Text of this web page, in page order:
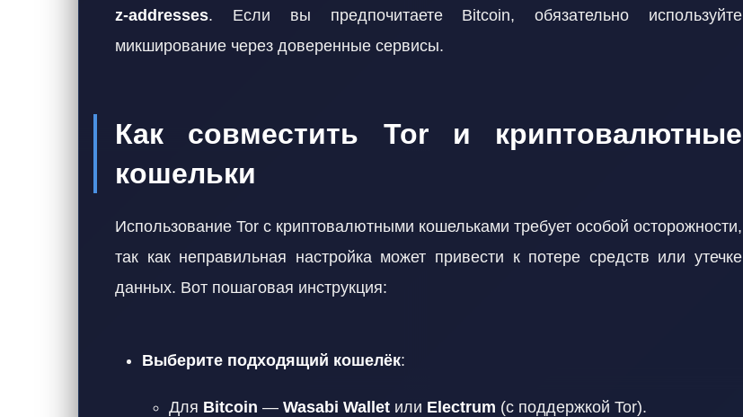
z-addresses. Если вы предпочитаете Bitcoin, обязательно используйте
микширование через доверенные сервисы.
Как совместить Tor и криптовалютные
кошельки
Использование Tor с криптовалютными кошельками требует особой осторожности,
так как неправильная настройка может привести к потере средств или утечке
данных. Вот пошаговая инструкция:
Выберите подходящий кошелёк:
Для Bitcoin — Wasabi Wallet или Electrum (с поддержкой Tor).